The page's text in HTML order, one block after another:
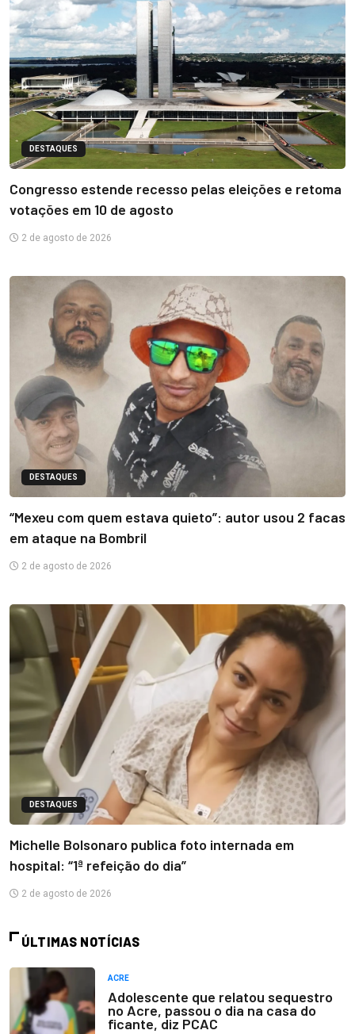
DESTAQUES
Congresso estende recesso pelas eleições e retoma
votações em 10 de agosto
2 de agosto de 2026
DESTAQUES
“Mexeu com quem estava quieto”: autor usou 2 facas
em ataque na Bombril
2 de agosto de 2026
DESTAQUES
Michelle Bolsonaro publica foto internada em
hospital: “1ª refeição do dia”
2 de agosto de 2026
ÚLTIMAS NOTÍCIAS
ACRE
Adolescente que relatou sequestro
no Acre, passou o dia na casa do
ficante, diz PCAC